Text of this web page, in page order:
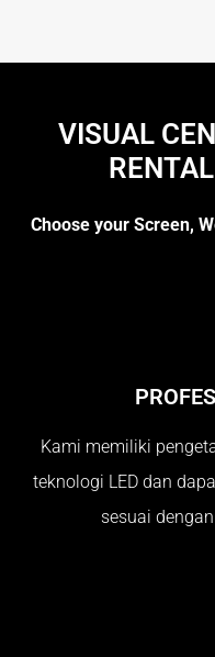
VISUAL
Choose your Screen,
Kami memiliki
teknologi LED dan
sesuai